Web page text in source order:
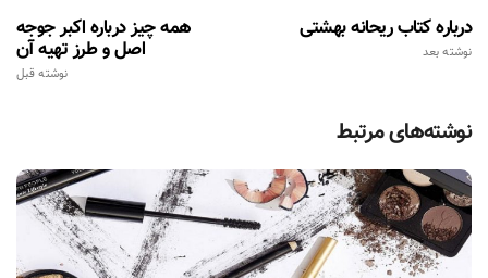
همه چیز درباره اکبر جوجه
اصل و طرز تهیه آن
نوشته قبل
درباره کتاب ریحانه بهشتی
نوشته بعد
نوشته‌های مرتبط